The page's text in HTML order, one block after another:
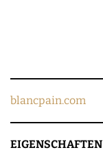
blancpain.com
EIGENSCHAFTEN